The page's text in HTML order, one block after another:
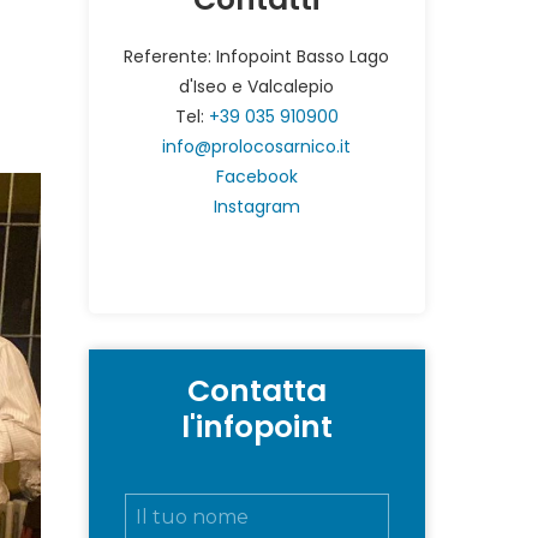
Referente: Infopoint Basso Lago
d'Iseo e Valcalepio
Tel: +39 035 910900
info@prolocosarnico.it
Facebook
Instagram
Contatta
l'infopoint
N